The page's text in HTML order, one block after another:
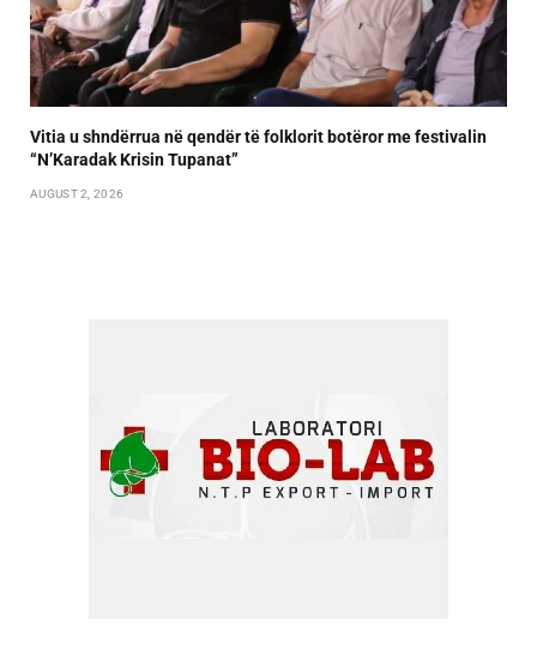
Vitia u shndërrua në qendër të folklorit botëror me festivalin
“N’Karadak Krisin Tupanat”
AUGUST 2, 2026